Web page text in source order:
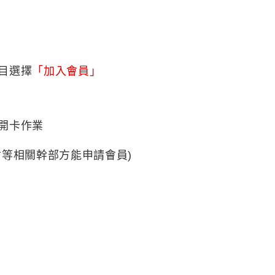
選擇 「加入會員」
卡作業
相關幹部方能申請會員)